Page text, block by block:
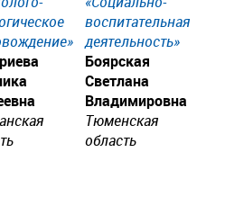
воспитательная
деятельность»
Боярская
Светлана
Владимировна
Тюменская
область